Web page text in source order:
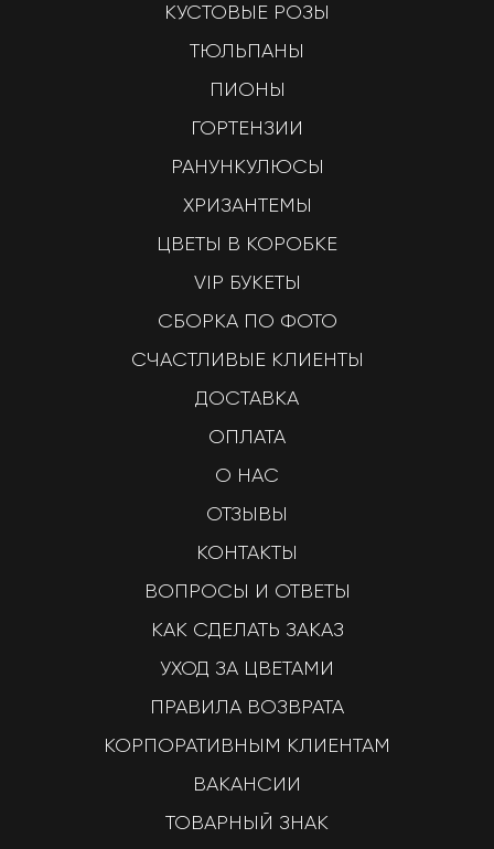
КУСТОВЫЕ РОЗЫ
ТЮЛЬПАНЫ
ПИОНЫ
ГОРТЕНЗИИ
РАНУНКУЛЮСЫ
ХРИЗАНТЕМЫ
ЦВЕТЫ В КОРОБКЕ
VIP БУКЕТЫ
СБОРКА ПО ФОТО
СЧАСТЛИВЫЕ КЛИЕНТЫ
ДОСТАВКА
ОПЛАТА
О НАС
ОТЗЫВЫ
КОНТАКТЫ
ВОПРОСЫ И ОТВЕТЫ
КАК СДЕЛАТЬ ЗАКАЗ
УХОД ЗА ЦВЕТАМИ
ПРАВИЛА ВОЗВРАТА
КОРПОРАТИВНЫМ КЛИЕНТАМ
ВАКАНСИИ
ТОВАРНЫЙ ЗНАК